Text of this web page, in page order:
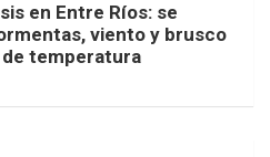
en Entre Ríos: se
viento y brusco
temperatura